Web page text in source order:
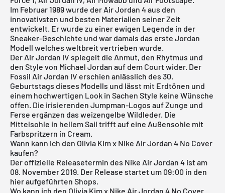
Im Februar 1989 wurde der Air Jordan 4 aus den
innovativsten und besten Materialien seiner Zeit
entwickelt. Er wurde zu einer ewigen Legende in der
Sneaker-Geschichte und war damals das erste Jordan
Modell welches weltbreit vertrieben wurde.
Der Air Jordan IV spiegelt die Anmut, den Rhytmus und
den Style von Michael Jordan auf dem Court wider. Der
Fossil Air Jordan IV erschien anlässlich des 30.
Geburtstags dieses Modells und lässt mit Erdtönen und
einem hochwertigen Look in Sachen Style keine Wünsche
offen. Die irisierenden Jumpman-Logos auf Zunge und
Ferse ergänzen das weizengelbe Wildleder. Die
Mittelsohle in hellem Sail trifft auf eine Außensohle mit
Farbspritzern in Cream.
Wann kann ich den Olivia Kim x Nike Air Jordan 4 No Cover
kaufen?
Der offizielle Releasetermin des Nike Air Jordan 4 ist am
08. November 2019. Der Release startet um 09:00 in den
hier aufgeführten Shops.
Wo kann ich den Olivia Kim x Nike Air Jordan 4 No Cover